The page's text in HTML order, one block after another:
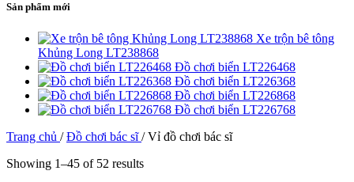
Sản phẩm mới
Xe trộn bê tông
Khủng Long LT238868
Đồ chơi biển LT226468
Đồ chơi biển LT226368
Đồ chơi biển LT226868
Đồ chơi biển LT226768
Trang chủ / Đồ chơi bác sĩ/ Vỉ đồ chơi bác sĩ
Showing 1–45 of 52 results